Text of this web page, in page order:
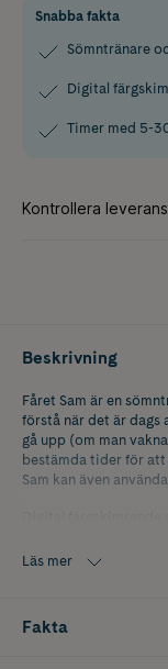
Snabba fakta
Sömntränare
Digital
Timer med 5-
Beskrivning
Fåret Sam är en
förstå när det är dags
gå upp (om man
bestämda tider för att
Sam kan även
- röd display = dags att
Välj mellan tre olika
Läs mer
Fakta